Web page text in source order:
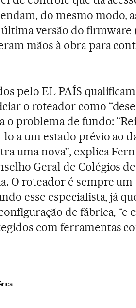
do mesmo modo,
versão do firmware
mãos à obra para
pelo EL PAÍS
o roteador como
o problema de fundo:
a um estado prévio ao
uma nova”, explica
Geral de Colégios
O roteador é sempre
esse especialista, já
de fábrica, “e
com ferramentas